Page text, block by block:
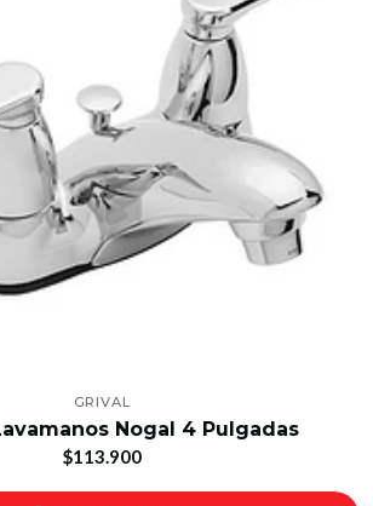
GRIVAL
Nogal 4 Pulgadas
$113.900